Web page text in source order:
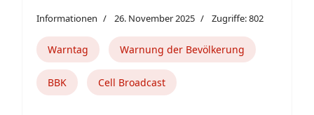
Informationen 26. November 2025 Zugriffe: 802
Warntag Warnung der Bevölkerung
BBK Cell Broadcast